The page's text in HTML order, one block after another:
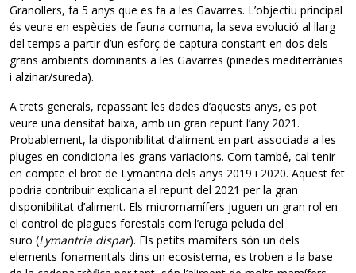
Granollers, fa 5 anys que es fa a les Gavarres. L’objectiu principal
és veure en espècies de fauna comuna, la seva evolució al llarg
del temps a partir d’un esforç de captura constant en dos dels
grans ambients dominants a les Gavarres (pinedes mediterrànies
i alzinar/sureda).
A trets generals, repassant les dades d’aquests anys, es pot
veure una densitat baixa, amb un gran repunt l’any 2021.
Probablement, la disponibilitat d’aliment en part associada a les
pluges en condiciona les grans variacions. Com també, cal tenir
en compte el brot de Lymantria dels anys 2019 i 2020. Aquest fet
podria contribuir explicaria al repunt del 2021 per la gran
disponibilitat d’aliment. Els micromamífers juguen un gran rol en
el control de plagues forestals com l’eruga peluda del
suro (Lymantria dispar). Els petits mamífers són un dels
elements fonamentals dins un ecosistema, es troben a la base